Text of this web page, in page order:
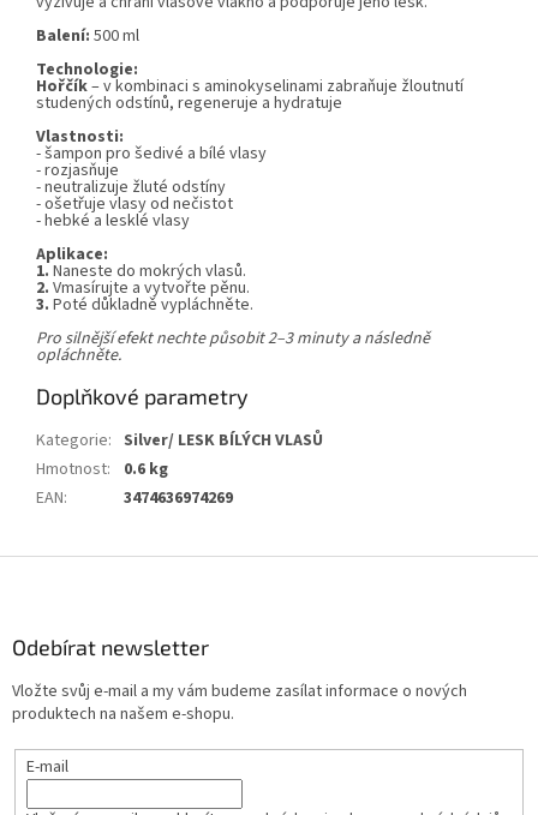
Balení: 500 ml
Technologie:
Hořčík– v kombinaci s aminokyselinami zabraňuje žloutnutí
studených odstínů, regeneruje a hydratuje
Vlastnosti:
- šampon pro šedivé a bílé vlasy
- rozjasňuje
- neutralizuje žluté odstíny
- ošetřuje vlasy od nečistot
- hebké a lesklé vlasy
Aplikace:
1. Naneste do mokrých vlasů.
2. Vmasírujte a vytvořte pěnu.
3. Poté důkladně vypláchněte.
Pro silnější efekt nechte působit 2–3 minuty a následně
opláchněte.
Doplňkové parametry
Kategorie: Silver/ LESK BÍLÝCH VLASŮ
Hmotnost:
0.6 kg
EAN: 3474636974269
Odebírat newsletter
Vložte svůj e-mail a my vám budeme zasílat informace o nových
produktech na našem e-shopu.
E-mail